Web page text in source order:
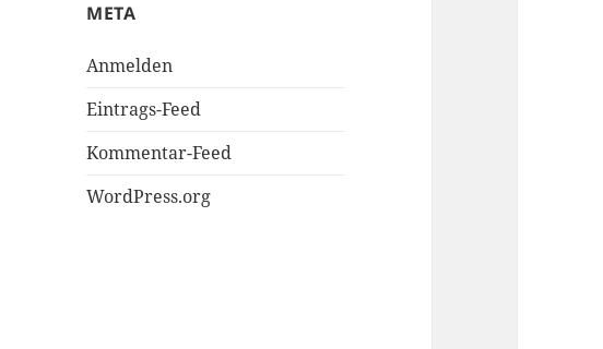
META
Anmelden
Eintrags-Feed
Kommentar-Feed
WordPress.org